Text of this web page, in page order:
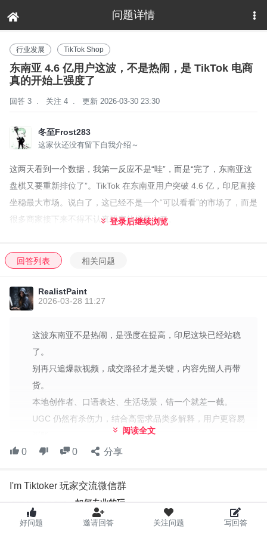
问题详情
下拉刷新
行业发展 TikTok Shop
东南亚 4.6 亿用户这波，不是热闹，是 TikTok 电商
真的开始上强度了
回答 3 . 关注 4 . 更新 2026-03-30 23:30
冬至Frost283
这家伙还没有留下自我介绍～
这两天看到一个数据，我第一反应不是“哇”，而是“完了，东南亚这
盘棋又要重新排位了”。TikTok 在东南亚用户突破 4.6 亿，印尼直接
坐稳最大市场。说白了，这已经不是一个“可以看看”的市场了，而是
很多商家接下来不得不认真研究的增量入口。
太一样了，平台的路数已经很明显：流量不只拿来热闹，是真的在
往交易上拧。尤其 TikTok Shop 和直播带货这块，转化链路越来越
顺，用户刷着刷着就下单，这种事在东南亚已经不新鲜了。
印尼为什么值得单拎出来说？因为它不只是人多，还是内容和消费
的素材翻译一下就能上，结果数据给了一巴掌。东南亚用户，尤其
印尼用户，吃的是“像本地人在讲”的内容，不是“像品牌在念稿”。达
人合作、口语表达、生活场景，这些细节一旦对了，转化经常就不
是差一点，而是差一截。
还有一个点我最近感受特别深：TikTok 这个平台，本质上还是发现
型引擎，不是搜索型货架。用户不是带着明确需求进来的，所以内
容一定要先把人留住，再把货带进去。硬塞商品链接这种操作，现
在越来越像在...
登录后继续浏览
回答列表 相关问题
RealistPaint
2026-03-28 11:27
这波东南亚不是热闹，是强度在提高，印尼这块已经站稳
了。
别再只追爆款视频，成交路径才是关键，内容先留人再带
货。
本地创作者、口语表达、生活场景，错一个就差一截。
UGC 仍然有杀伤力，结合高需求品类多解释，用户更容易
投流和内容要打通，数据天天盯，ROAS 不跟上就别指望
我整理了清单，里面有几个本地化要点和素材节奏，先给
同道友们抄抄作参考。
阅读全文
0 0 分享
I'm Tiktoker 玩家交流微信群
如何专业的玩，
如何开心的玩，
我们，
好问题 邀请回答 关注问题 写回答